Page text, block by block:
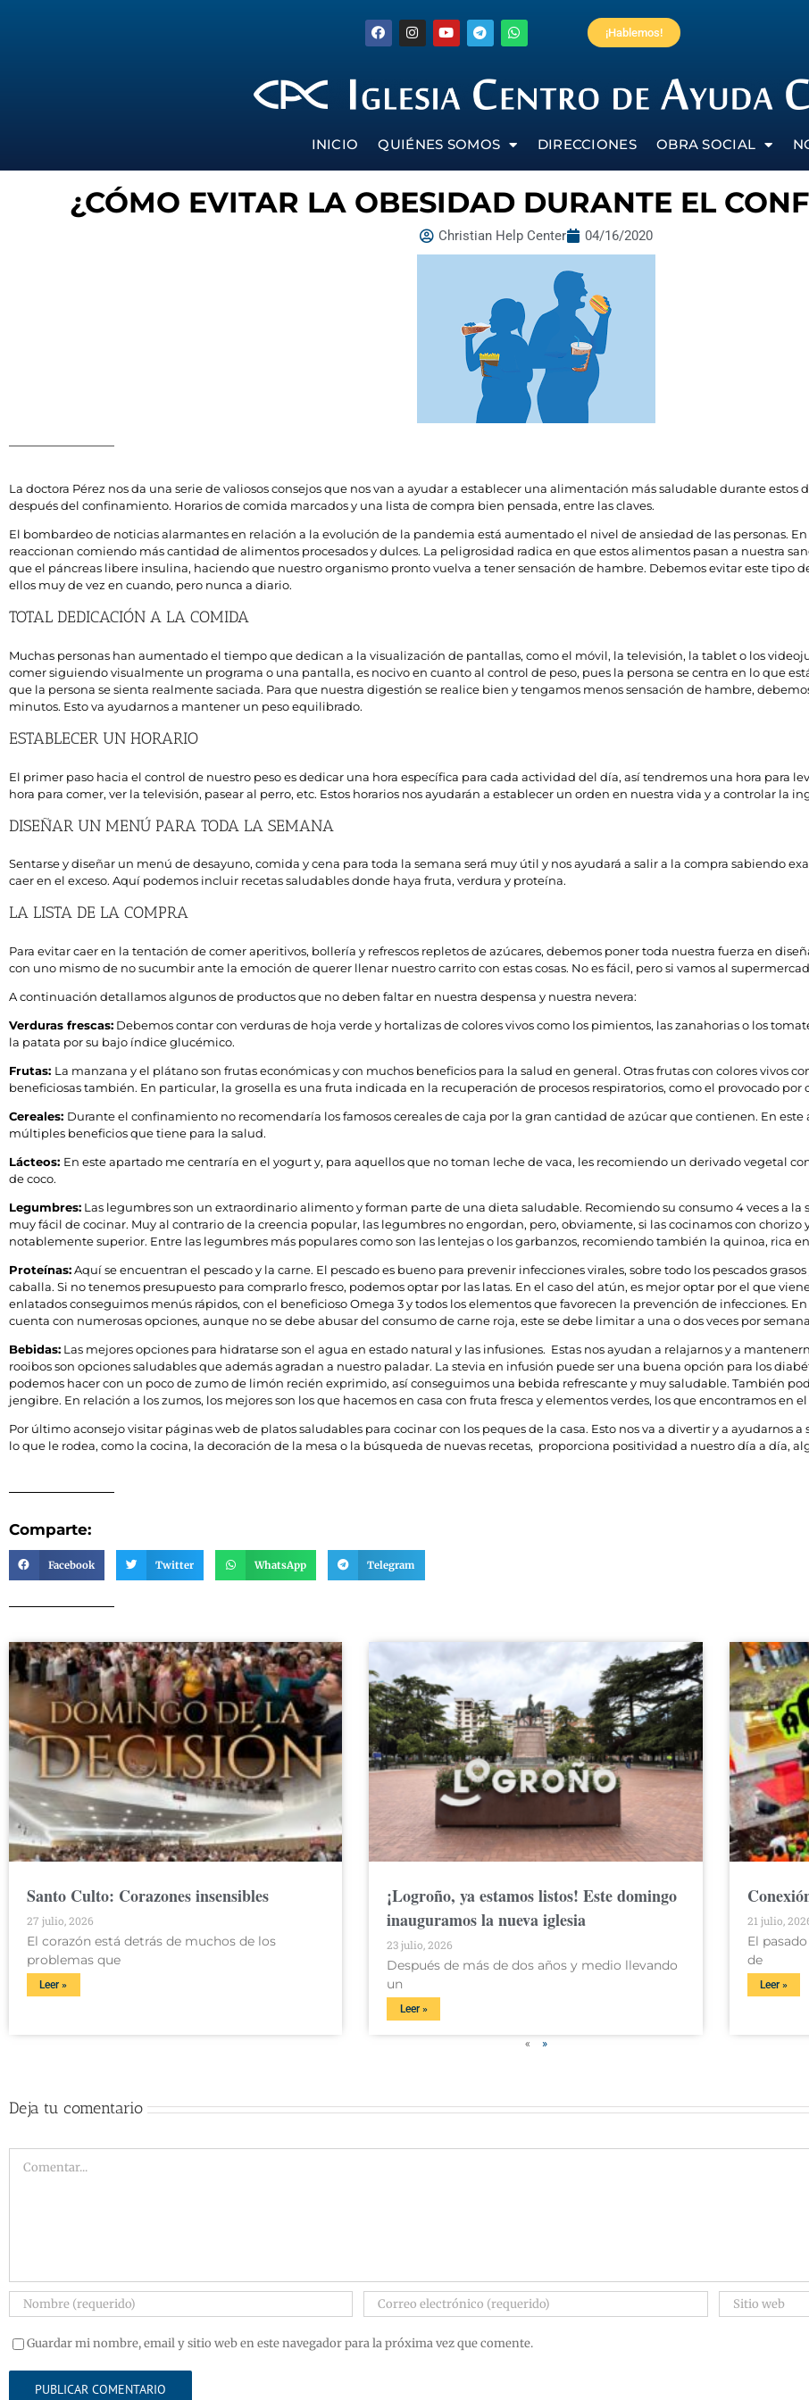
¡Hablemos!
INICIO QUIÉNES SOMOS DIRECCIONES OBRA SOCIAL
¿CÓMO EVITAR LA OBESIDAD DURANTE EL
Christian Help Center 04/16/2020
La doctora Pérez nos da una serie de valiosos consejos que nos van a ayudar a establecer una alimentación más saludable durante estos
después del confinamiento. Horarios de comida marcados y una lista de compra bien pensada, entre las claves.
El bombardeo de noticias alarmantes en relación a la evolución de la pandemia está aumentado el nivel de ansiedad de las personas.
reaccionan comiendo más cantidad de alimentos procesados y dulces. La peligrosidad radica en que estos alimentos pasan a nuestra
que el páncreas libere insulina, haciendo que nuestro organismo pronto vuelva a tener sensación de hambre. Debemos evitar este tipo
ellos muy de vez en cuando, pero nunca a diario.
TOTAL DEDICACIÓN A LA COMIDA
Muchas personas han aumentado el tiempo que dedican a la visualización de pantallas, como el móvil, la televisión, la tablet o los
comer siguiendo visualmente un programa o una pantalla, es nocivo en cuanto al control de peso, pues la persona se centra en lo que
que la persona se sienta realmente saciada. Para que nuestra digestión se realice bien y tengamos menos sensación de hambre,
minutos. Esto va ayudarnos a mantener un peso equilibrado.
ESTABLECER UN HORARIO
El primer paso hacia el control de nuestro peso es dedicar una hora específica para cada actividad del día, así tendremos una hora para
hora para comer, ver la televisión, pasear al perro, etc. Estos horarios nos ayudarán a establecer un orden en nuestra vida y a controlar la
DISEÑAR UN MENÚ PARA TODA LA SEMANA
Sentarse y diseñar un menú de desayuno, comida y cena para toda la semana será muy útil y nos ayudará a salir a la compra sabiendo
caer en el exceso. Aquí podemos incluir recetas saludables donde haya fruta, verdura y proteína.
LA LISTA DE LA COMPRA
Para evitar caer en la tentación de comer aperitivos, bollería y refrescos repletos de azúcares, debemos poner toda nuestra fuerza en
con uno mismo de no sucumbir ante la emoción de querer llenar nuestro carrito con estas cosas. No es fácil, pero si vamos al
A continuación detallamos algunos de productos que no deben faltar en nuestra despensa y nuestra nevera:
Verduras frescas: Debemos contar con verduras de hoja verde y hortalizas de colores vivos como los pimientos, las zanahorias o los
la patata por su bajo índice glucémico.
Frutas: La manzana y el plátano son frutas económicas y con muchos beneficios para la salud en general. Otras frutas con colores vivos
beneficiosas también. En particular, la grosella es una fruta indicada en la recuperación de procesos respiratorios, como el provocado por
Cereales: Durante el confinamiento no recomendaría los famosos cereales de caja por la gran cantidad de azúcar que contienen. En
múltiples beneficios que tiene para la salud.
Lácteos: En este apartado me centraría en el yogurt y, para aquellos que no toman leche de vaca, les recomiendo un derivado vegetal
de coco.
Legumbres: Las legumbres son un extraordinario alimento y forman parte de una dieta saludable. Recomiendo su consumo 4 veces a la
muy fácil de cocinar. Muy al contrario de la creencia popular, las legumbres no engordan, pero, obviamente, si las cocinamos con chorizo
notablemente superior. Entre las legumbres más populares como son las lentejas o los garbanzos, recomiendo también la quinoa, rica
Proteínas:Aquí se encuentran el pescado y la carne. El pescado es bueno para prevenir infecciones virales, sobre todo los pescados
caballa. Si no tenemos presupuesto para comprarlo fresco, podemos optar por las latas. En el caso del atún, es mejor optar por el que
enlatados conseguimos menús rápidos, con el beneficioso Omega 3 y todos los elementos que favorecen la prevención de infecciones.
cuenta con numerosas opciones, aunque no se debe abusar del consumo de carne roja, este se debe limitar a una o dos veces por
Bebidas: Las mejores opciones para hidratarse son el agua en estado natural y las infusiones. Estas nos ayudan a relajarnos y a
rooibos son opciones saludables que además agradan a nuestro paladar. La stevia en infusión puede ser una buena opción para los
podemos hacer con un poco de zumo de limón recién exprimido, así conseguimos una bebida refrescante y muy saludable. También
jengibre. En relación a los zumos, los mejores son los que hacemos en casa con fruta fresca y elementos verdes, los que encontramos en
Por último aconsejo visitar páginas web de platos saludables para cocinar con los peques de la casa. Esto nos va a divertir y a ayudarnos
lo que le rodea, como la cocina, la decoración de la mesa o la búsqueda de nuevas recetas, proporciona positividad a nuestro día a día,
Comparte:
Facebook Twitter WhatsApp Telegram
Santo Culto: Corazones insensibles
27 julio, 2026
El corazón está detrás de muchos de los
problemas que
Leer »
¡Logroño, ya estamos listos! Este domingo
inauguramos la nueva iglesia
23 julio, 2026
Después de más de dos años y medio llevando
un
Leer »
21 julio,
El
de
Leer »
« »
Deja tu comentario
Guardar mi nombre, email y sitio web en este navegador para la próxima vez que comente.